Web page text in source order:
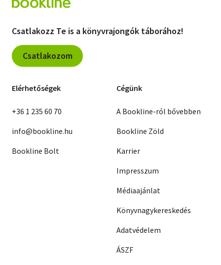
Csatlakozz Te is a könyvrajongók táborához!
Csatlakozom
Elérhetőségek
+36 1 235 60 70
info@bookline.hu
Bookline Bolt
Cégünk
A Bookline-ról bővebben
Bookline Zöld
Karrier
Impresszum
Médiaajánlat
Könyvnagykereskedés
Adatvédelem
ÁSZF